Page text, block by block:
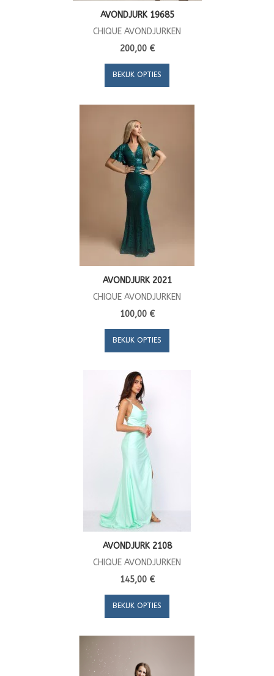
AVONDJURK 19685
CHIQUE AVONDJURKEN
200,00 €
BEKIJK OPTIES
AVONDJURK 2021
CHIQUE AVONDJURKEN
100,00 €
BEKIJK OPTIES
AVONDJURK 2108
CHIQUE AVONDJURKEN
145,00 €
BEKIJK OPTIES